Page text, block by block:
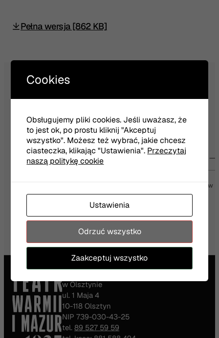
Pełna wersja [862 KB]
NEWSLETTER
Twój e-mail
Wyrażam zgodę na otrzymywanie wiadomości od Teatru Jaracza w
Olsztynie
w Olsztynie
ul. 1 Maja 4
10-118 Olsztyn
NIP 739-030-43-25
tel. 89 527 59 59
Cookies
Obsługujemy pliki cookies. Jeśli uważasz, że
to jest ok, po prostu kliknij "Akceptuj
wszystko". Możesz też wybrać, jakie chcesz
ciasteczka, klikając "Ustawienia". Przeczytaj
naszą politykę cookie
Ustawienia
Odrzuć wszystko
Zaakceptuj wszystko